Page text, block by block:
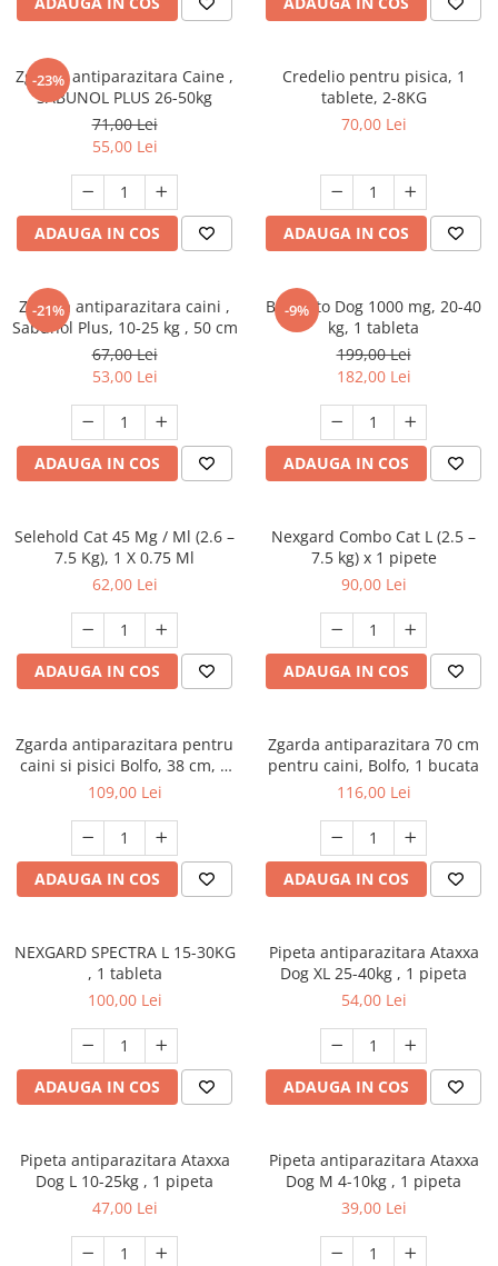
-23%
Zgarda antiparazitara Caine ,
SABUNOL PLUS 26-50kg
71,00 Lei
55,00 Lei
ADAUGA IN COS
Credelio pentru pisica, 1
tablete, 2-8KG
70,00 Lei
ADAUGA IN COS
-21%
Zgarda antiparazitara caini ,
Sabunol Plus, 10-25 kg , 50 cm
67,00 Lei
53,00 Lei
ADAUGA IN COS
-9%
Bravecto Dog 1000 mg, 20-40
kg, 1 tableta
199,00 Lei
182,00 Lei
ADAUGA IN COS
Selehold Cat 45 Mg / Ml (2.6 –
7.5 Kg), 1 X 0.75 Ml
62,00 Lei
ADAUGA IN COS
Nexgard Combo Cat L (2.5 –
7.5 kg) x 1 pipete
90,00 Lei
ADAUGA IN COS
Zgarda antiparazitara pentru
caini si pisici Bolfo, 38 cm, 1
bucata,
109,00 Lei
ADAUGA IN COS
Zgarda antiparazitara 70 cm
pentru caini, Bolfo, 1 bucata
116,00 Lei
ADAUGA IN COS
NEXGARD SPECTRA L 15-30KG
, 1 tableta
100,00 Lei
ADAUGA IN COS
Pipeta antiparazitara Ataxxa
Dog XL 25-40kg , 1 pipeta
54,00 Lei
ADAUGA IN COS
Pipeta antiparazitara Ataxxa
Dog L 10-25kg , 1 pipeta
47,00 Lei
Pipeta antiparazitara Ataxxa
Dog M 4-10kg , 1 pipeta
39,00 Lei